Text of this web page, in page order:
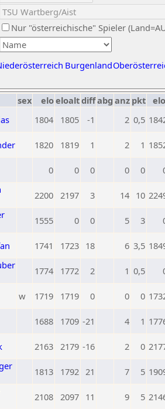
Nur "österreichische" Spieler
Burgenland
sex eloeloaltdiffabg anz pkt
1804 1805 -1 2 0,5
1820 1819 1 2 1
0 0 0 0 0
2200 2197 3 14 10
1555 0 0 5 3
1741 1723 18 6 3,5
1774 1772 2 1 0,5
w 1719 1719 0 0 0
1688 1709 -21 4 1
2163 2179 -16 2 0
1813 1792 21 7 5
2108 2097 11 9 5